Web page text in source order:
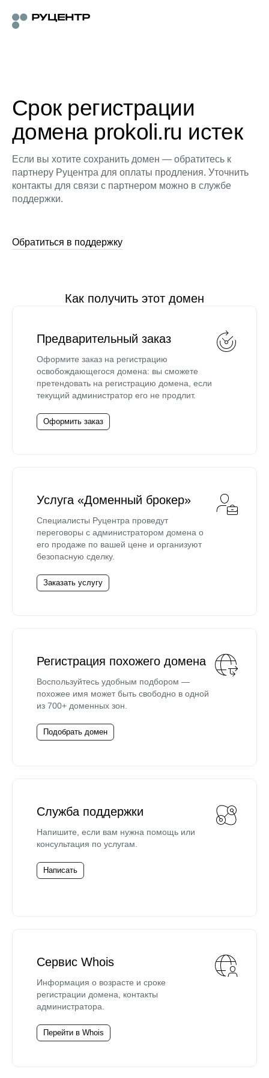
Срок регистрации
домена prokoli.ru истек
Если вы хотите сохранить домен — обратитесь к
партнеру Руцентра для оплаты продления. Уточнить
контакты для связи с партнером можно в службе
поддержки.
Обратиться в поддержку
Как получить этот домен
Предварительный заказ
Оформите заказ на регистрацию
освобождающегося домена: вы сможете
претендовать на регистрацию домена, если
текущий администратор его не продлит.
Оформить заказ
Услуга «Доменный брокер»
Специалисты Руцентра проведут
переговоры с администратором домена о
его продаже по вашей цене и организуют
безопасную сделку.
Заказать услугу
Регистрация похожего домена
Воспользуйтесь удобным подбором —
похожее имя может быть свободно в одной
из 700+ доменных зон.
Подобрать домен
Служба поддержки
Напишите, если вам нужна помощь или
консультация по услугам.
Написать
Сервис Whois
Информация о возрасте и сроке
регистрации домена, контакты
администратора.
Перейти в Whois